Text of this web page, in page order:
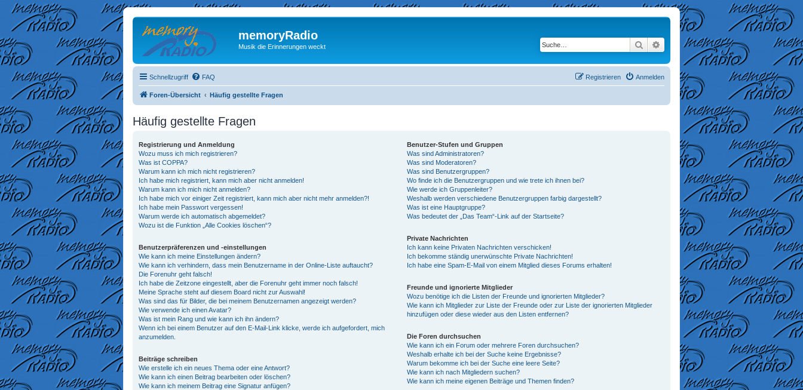
memoryRadio
Musik die Erinnerungen weckt Suche Erweiterte Suche
Schnellzugriff FAQ Anmelden
Registrieren
Foren-Übersicht Häufig gestellte Fragen
Häufig gestellte Fragen
Registrierung und Anmeldung
Wozu muss ich mich registrieren?
Was ist COPPA?
Warum kann ich mich nicht registrieren?
Ich habe mich registriert, kann mich aber nicht anmelden!
Warum kann ich mich nicht anmelden?
Ich habe mich vor einiger Zeit registriert, kann mich aber nicht mehr anmelden?!
Ich habe mein Passwort vergessen!
Warum werde ich automatisch abgemeldet?
Wozu ist die Funktion „Alle Cookies löschen“?
Benutzerpräferenzen und -einstellungen
Wie kann ich meine Einstellungen ändern?
Wie kann ich verhindern, dass mein Benutzername in der Online-Liste auftaucht?
Die Forenuhr geht falsch!
Ich habe die Zeitzone eingestellt, aber die Forenuhr geht immer noch falsch!
Meine Sprache steht auf diesem Board nicht zur Auswahl!
Was sind das für Bilder, die bei meinem Benutzernamen angezeigt werden?
Wie verwende ich einen Avatar?
Was ist mein Rang und wie kann ich ihn ändern?
Wenn ich bei einem Benutzer auf den E-Mail-Link klicke, werde ich aufgefordert, mich
anzumelden.
Beiträge schreiben
Wie erstelle ich ein neues Thema oder eine Antwort?
Wie kann ich einen Beitrag bearbeiten oder löschen?
Wie kann ich meinem Beitrag eine Signatur anfügen?
Benutzer-Stufen und Gruppen
Was sind Administratoren?
Was sind Moderatoren?
Was sind Benutzergruppen?
Wo finde ich die Benutzergruppen und wie trete ich ihnen bei?
Wie werde ich Gruppenleiter?
Weshalb werden verschiedene Benutzergruppen farbig dargestellt?
Was ist eine Hauptgruppe?
Was bedeutet der „Das Team“-Link auf der Startseite?
Private Nachrichten
Ich kann keine Privaten Nachrichten verschicken!
Ich bekomme ständig unerwünschte Private Nachrichten!
Ich habe eine Spam-E-Mail von einem Mitglied dieses Forums erhalten!
Freunde und ignorierte Mitglieder
Wozu benötige ich die Listen der Freunde und ignorierten Mitglieder?
Wie kann ich Mitglieder zur Liste der Freunde oder zur Liste der ignorierten Mitglieder
hinzufügen oder diese wieder aus den Listen entfernen?
Die Foren durchsuchen
Wie kann ich ein Forum oder mehrere Foren durchsuchen?
Weshalb erhalte ich bei der Suche keine Ergebnisse?
Warum bekomme ich bei der Suche eine leere Seite?
Wie kann ich nach Mitgliedern suchen?
Wie kann ich meine eigenen Beiträge und Themen finden?